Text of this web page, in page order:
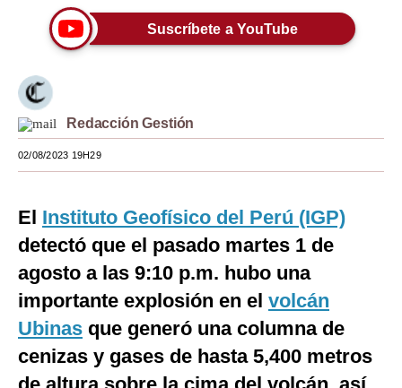
Blogs
Lujo
Viajes
Mundo
EEUU
México
España
Internacional
Suscríbete a YouTube
Redacción Gestión
02/08/2023 19H29
El Instituto Geofísico del Perú (IGP)
detectó que el pasado martes 1 de
agosto a las 9:10 p.m. hubo una
importante explosión en el volcán
Ubinas que generó una columna de
cenizas y gases de hasta 5,400 metros